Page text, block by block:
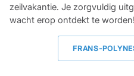
zeilvakantie. Je zorgvuldig
wacht erop ontdekt te worden!
FRANS-